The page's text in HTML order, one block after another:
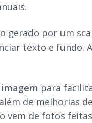
gerado por um
texto e fundo.
para
de melhorias
vem de fotos